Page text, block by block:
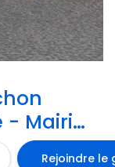
- Mairie
Rejoindre le